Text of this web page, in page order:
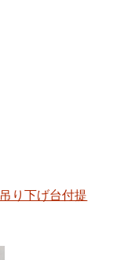
り下げ台付提